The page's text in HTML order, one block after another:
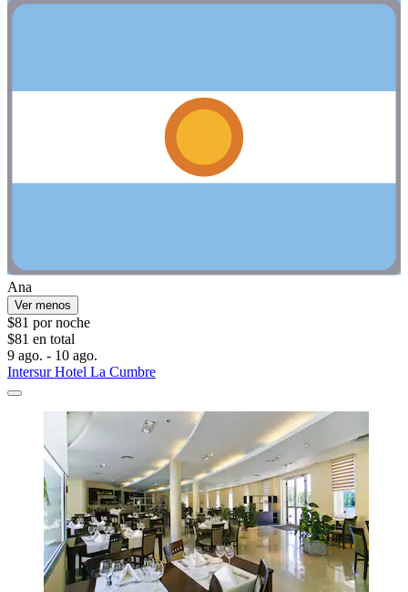
Ana
Ver menos
$81 por noche
$81 en total
9 ago. - 10 ago.
Intersur Hotel La Cumbre